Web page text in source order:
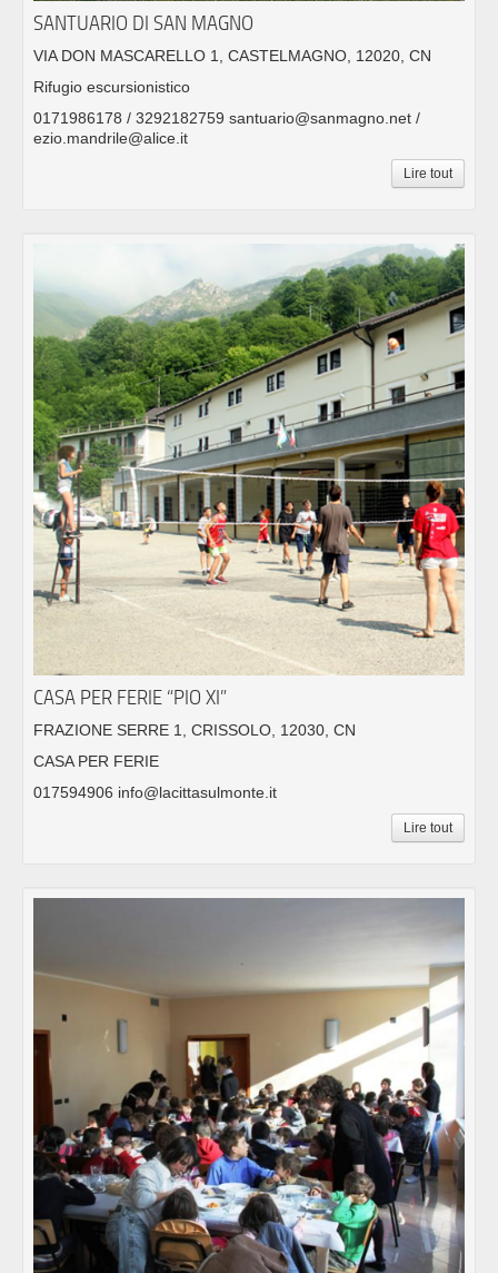
SANTUARIO DI SAN MAGNO
VIA DON MASCARELLO 1, CASTELMAGNO, 12020, CN
Rifugio escursionistico
0171986178 / 3292182759 santuario@sanmagno.net /
ezio.mandrile@alice.it
Lire tout
CASA PER FERIE “PIO XI”
FRAZIONE SERRE 1, CRISSOLO, 12030, CN
CASA PER FERIE
017594906 info@lacittasulmonte.it
Lire tout